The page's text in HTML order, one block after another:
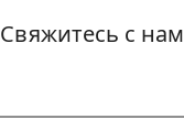
Свяжитесь с